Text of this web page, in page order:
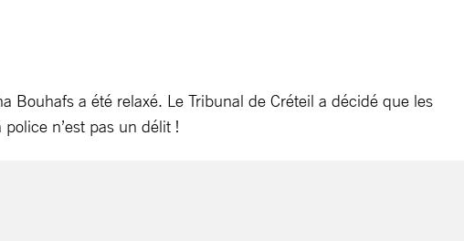
Bouhafs a été relaxé. Le Tribunal de Créteil a décidé que les
n’est pas un délit !